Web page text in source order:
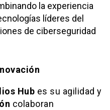
la experiencia
líderes del
de ciberseguridad
Hub es su agilidad y
colaboran